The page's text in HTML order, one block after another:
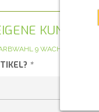
9 WACHS-
*